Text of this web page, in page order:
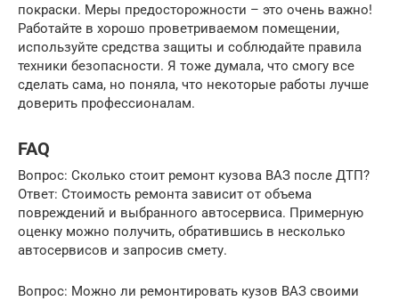
покраски. Меры предосторожности – это очень важно!
Работайте в хорошо проветриваемом помещении,
используйте средства защиты и соблюдайте правила
техники безопасности. Я тоже думала, что смогу все
сделать сама, но поняла, что некоторые работы лучше
доверить профессионалам.
FAQ
Вопрос: Сколько стоит ремонт кузова ВАЗ после ДТП?
Ответ: Стоимость ремонта зависит от объема
повреждений и выбранного автосервиса. Примерную
оценку можно получить, обратившись в несколько
автосервисов и запросив смету.
Вопрос: Можно ли ремонтировать кузов ВАЗ своими